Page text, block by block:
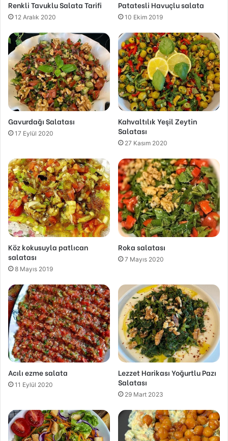
Renkli Tavuklu Salata Tarifi
12 Aralık 2020
Patatesli Havuçlu salata
10 Ekim 2019
Gavurdağı Salatası
17 Eylül 2020
Kahvaltılık Yeşil Zeytin
Salatası
27 Kasım 2020
Köz kokusuyla patlıcan
salatası
8 Mayıs 2019
Roka salatası
7 Mayıs 2020
Acılı ezme salata
11 Eylül 2020
Lezzet Harikası Yoğurtlu Pazı
Salatası
29 Mart 2023